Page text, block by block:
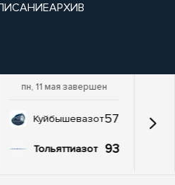
АРХИВ
пн, 11 мая завершен
Куйбышевазот57
Тольяттиазот 93